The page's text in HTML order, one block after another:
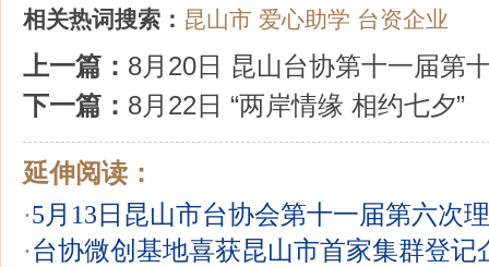
相关热词搜索： 昆山市 爱心助学 台资企业
上一篇： 8月20日 昆山台协第十一届第
下一篇： 8月22日 “两岸情缘 相约七夕”
延伸阅读：
·5月13日昆山市台协会第十一届第六次
·台协微创基地喜获昆山市首家集群登记